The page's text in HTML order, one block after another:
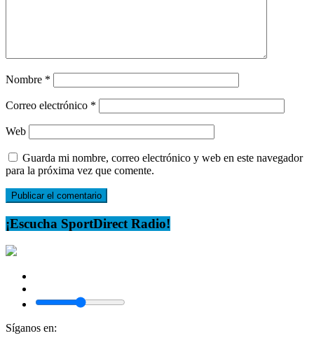
Nombre *
Correo electrónico *
Web
Guarda mi nombre, correo electrónico y web en este navegador
para la próxima vez que comente.
¡Escucha SportDirect Radio!
Síganos en: